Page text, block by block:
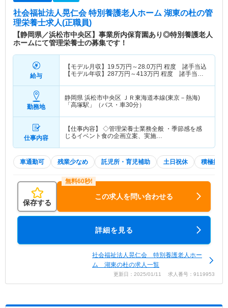
社会福祉法人晃仁会 特別養護老人ホーム 湖東の杜の管
理栄養士求人(正職員)
【静岡県／浜松市中央区】事業所内保育園あり◎特別養護老人
ホームにて管理栄養士の募集です！
給与
【モデル月収】 19.5万円～28.0万円 程度 諸手当込
【モデル年収】 287万円～413万円 程度 諸手当・
勤務地
静岡県 浜松市中央区 ＪＲ東海道本線(東京－熱海)
「高塚駅」（バス・車30分）
仕事内容
【仕事内容】 ◇管理栄養士業務全般 ・季節感を感
じるイベント食の企画立案、実施…
車通勤可 残業少なめ 託児所・育児補助 土日祝休 積極採用
保存する
この求人を問い合わせる
詳細を見る
社会福祉法人晃仁会 特別養護老人ホー
ム 湖東の杜の求人一覧
更新日：2025/01/11 求人番号：9119953